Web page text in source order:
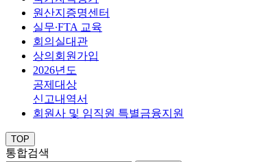
원산지증명센터
실무∙FTA 교육
회의실대관
상의회원가입
2026년도
공제대상
신고내역서
회원사 및 임직원 특별금융지원
TOP
통합검색